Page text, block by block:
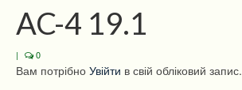
НОВИНИ
ЗАВАНТАЖЕННЯ
AC-4 19.1
| 0
Вам потрібно Увійти в свій обліковий запис.